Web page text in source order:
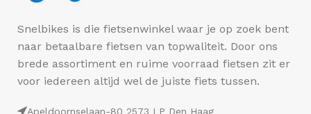
Snelbikes is die fietsenwinkel waar je op zoek bent
naar betaalbare fietsen van topwaliteit. Door ons
brede assortiment en ruime voorraad fietsen zit er
voor iedereen altijd wel de juiste fiets tussen.
Apeldoornselaan-80 2573 LP Den Haag